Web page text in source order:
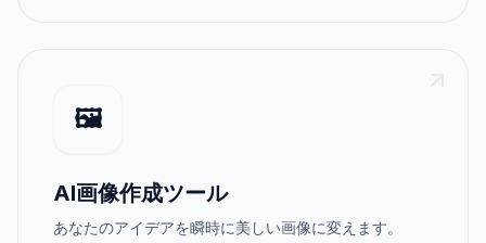
🖼️
AI画像作成ツール
あなたのアイデアを瞬時に美しい画像に変えます。